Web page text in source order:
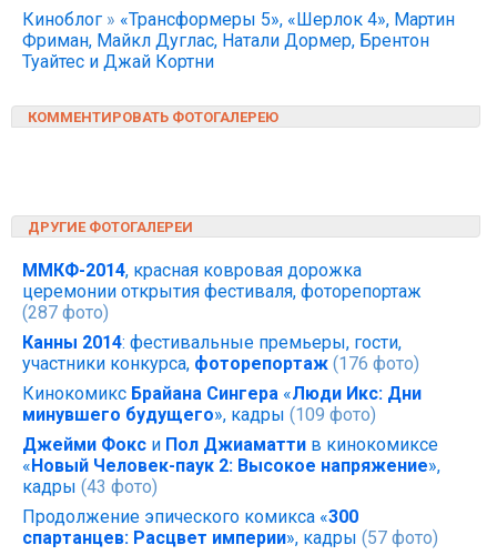
Киноблог » «Трансформеры 5», «Шерлок 4», Мартин
Фриман, Майкл Дуглас, Натали Дормер, Брентон
Туайтес и Джай Кортни
КОММЕНТИРОВАТЬ ФОТОГАЛЕРЕЮ
ДРУГИЕ ФОТОГАЛЕРЕИ
ММКФ-2014, красная ковровая дорожка
церемонии открытия фестиваля, фоторепортаж
(287 фото)
Канны 2014: фестивальные премьеры, гости,
участники конкурса, фоторепортаж (176 фото)
Кинокомикс Брайана Сингера «Люди Икс: Дни
минувшего будущего», кадры (109 фото)
Джейми Фокс и Пол Джиаматти в кинокомиксе
«Новый Человек-паук 2: Высокое напряжение»,
кадры (43 фото)
Продолжение эпического комикса «300
спартанцев: Расцвет империи», кадры (57 фото)